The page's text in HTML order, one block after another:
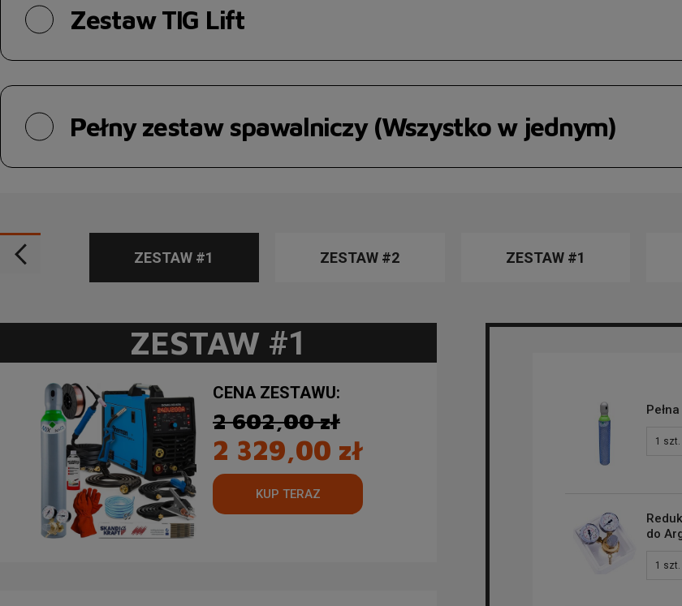
Zestaw TIG Lift
Pełny zestaw spawalniczy (Wszystko w jednym)
ZESTAW #1
CENA ZESTAWU:
2 602,00 zł
2 329,00 zł 1 szt.
do
1 szt.
ZESTAW #1 ZESTAW #2 ZESTAW #1